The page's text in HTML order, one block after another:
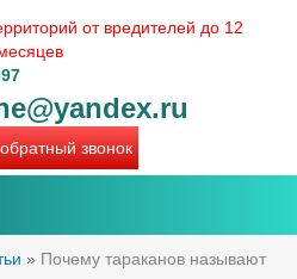
от вредителей до 12
звонок
» Почему тараканов называют